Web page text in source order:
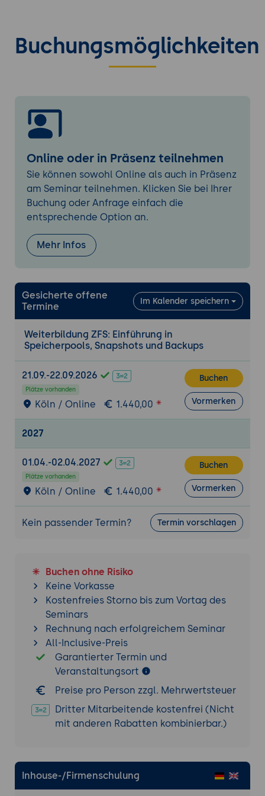
Schritt-für-Schritt-Anleitung zur
Installation von ZFS auf verschiedenen
Speicherpools (zpools), dem
der Auswahl von RAID-Z-
Konfigurationen und Festplattenlayout.
Dateisystemerstellung und -
verwaltung:Erstellung von
Dateisystemen innerhalb eines ZFS-
Pools, Verwaltung von Snapshots und
Clones.
Copy-on-Write und Transaktionen:
Funktionsweise von Copy-on-Write in
ZFS und wie es Datenintegrität
gewährleistet, indem es verhindert,
dass beschädigte Datenblöcke
geschrieben werden.
Prüfsummen und automatische
Reparatur:ZFS verwendet Prüfsummen
zur Erkennung und Korrektur von
die Datenintegrität langfristig zu
gewährleisten.
Snapshots und Rollbacks:
Verwendung
von Snapshots zur Erstellung von
punktgenauen Kopien des
Dateisystems, die zur
Wiederherstellung von Daten
Praxisübung 1: Installation und
Grundkonfiguration von ZFS
Ziel der Übung:Die Teilnehmer installieren
ZFS, erstellen Speicherpools und
konfigurieren grundlegende Dateisysteme.
Projektbeschreibung:
ZFS auf einem Linux- oder FreeBSD-
System, Erstellung eines RAID-Z-pool,
Konfiguration von Snapshots und Tests
der Datenintegritätsfunktionen.
Anforderungen:Erstellung von ZFS-
Tools: ZFS,FreeBSD/Linux
Ergebnisse und Präsentation:Teilnehmer
Buchungsmöglichkeiten
Online oder in Präsenz teilnehmen
Sie können sowohl Online als auch in Präsenz
am Seminar teilnehmen. Klicken Sie bei Ihrer
Buchung oder Anfrage einfach die
entsprechende Option an.
Mehr Infos
Gesicherte offene
Termine
Im Kalender speichern
Weiterbildung ZFS: Einführung in
Speicherpools, Snapshots und Backups
21.09.-22.09.2026
Plätze vorhanden
Köln / Online 1.440,00
Buchen
Vormerken
2027
01.04.-02.04.2027
Plätze vorhanden
Köln / Online 1.440,00
Buchen
Vormerken
Kein passender Termin? Termin vorschlagen
Buchen ohne Risiko
Keine Vorkasse
Kostenfreies Storno bis zum Vortag des
Seminars
Rechnung nach erfolgreichem Seminar
All-Inclusive-Preis
Garantierter Termin und
Veranstaltungsort
Preise pro Person zzgl. Mehrwertsteuer
Dritter Mitarbeitende kostenfrei (Nicht
mit anderen Rabatten kombinierbar.)
Inhouse-/Firmenschulung